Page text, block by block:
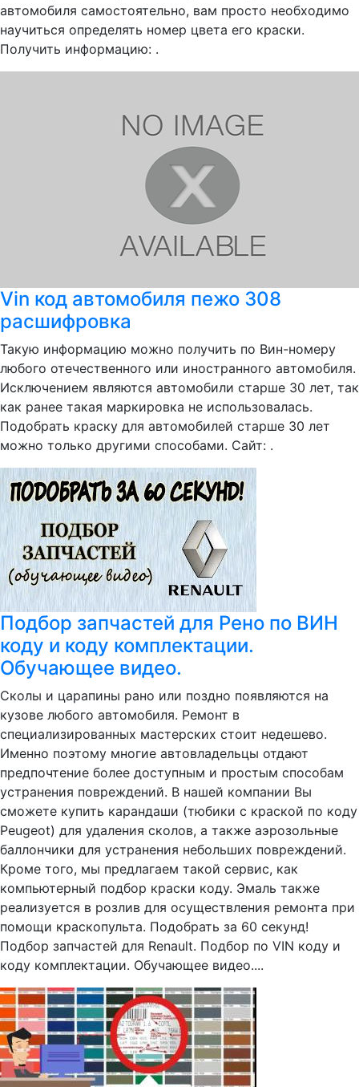
автомобиля самостоятельно, вам просто необходимо
научиться определять номер цвета его краски.
Получить информацию: .
Vin код автомобиля пежо 308
расшифровка
Такую информацию можно получить по Вин-номеру
любого отечественного или иностранного автомобиля.
Исключением являются автомобили старше 30 лет, так
как ранее такая маркировка не использовалась.
Подобрать краску для автомобилей старше 30 лет
можно только другими способами. Сайт: .
Подбор запчастей для Рено по ВИН
коду и коду комплектации.
Обучающее видео.
Сколы и царапины рано или поздно появляются на
кузове любого автомобиля. Ремонт в
специализированных мастерских стоит недешево.
Именно поэтому многие автовладельцы отдают
предпочтение более доступным и простым способам
устранения повреждений. В нашей компании Вы
сможете купить карандаши (тюбики с краской по коду
Peugeot) для удаления сколов, а также аэрозольные
баллончики для устранения небольших повреждений.
Кроме того, мы предлагаем такой сервис, как
компьютерный подбор краски коду. Эмаль также
реализуется в розлив для осуществления ремонта при
помощи краскопульта. Подобрать за 60 секунд!
Подбор запчастей для Renault. Подбор по VIN коду и
коду комплектации. Обучающее видео....